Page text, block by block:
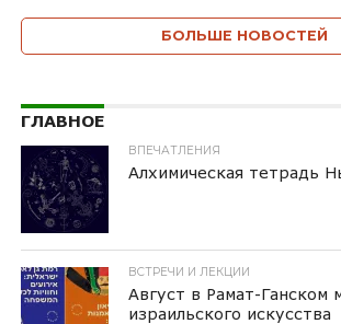
БОЛЬШЕ НОВОСТЕЙ
ГЛАВНОЕ
ВПЕЧАТЛЕНИЯ
Алхимическая тетрадь
ВСТРЕЧИ И ЛЕКЦИИ
Август в Рамат-Ганском
израильского искусства